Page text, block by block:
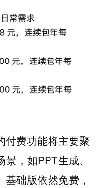
付费功能将主要聚
，如PPT生成、
础版依然免费，